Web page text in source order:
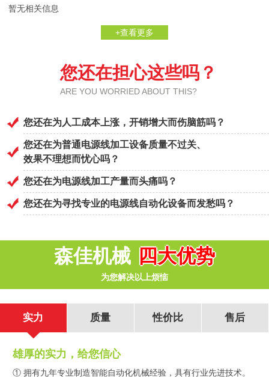
暂无相关信息
+查看更多
您还在担心这些吗？
ARE YOU WORRIED ABOUT THIS?
您还在为人工成本上涨，开销增大而伤脑筋吗？
您还在为普通电源线加工设备质量不过关、
效果不理想而忧心吗？
您还在为电源线加工产量而头痛吗？
您还在为寻找专业的电源线自动化设备而发愁吗？
森佳机械 四大优势
为您解决以上烦恼
实力 质量 性价比 售后
雄厚的实力，给您信心
① 拥有九年专业制造智能自动化机械经验 ，具有行业先进技术。